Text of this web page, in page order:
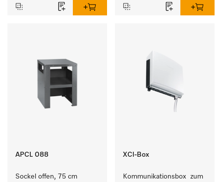
APCL 088
Sockel offen, 75 cm
XCI-Box
Kommunikationsbox  zum